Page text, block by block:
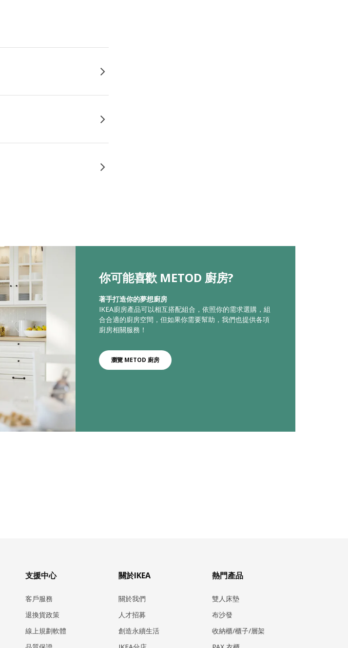
你可能喜歡 METOD 廚房?
著手打造你的夢想廚房
IKEA廚房產品可以相互搭配組合，依照你的需求選購，組
合合適的廚房空間，但如果你需要幫助，我們也提供各項
廚房相關服務！
瀏覽 METOD 廚房
支援中心
客戶服務
退換貨政策
線上規劃軟體
關於IKEA
關於我們
人才招募
創造永續生活
熱門產品
雙人床墊
布沙發
收納櫃/櫃子/層架